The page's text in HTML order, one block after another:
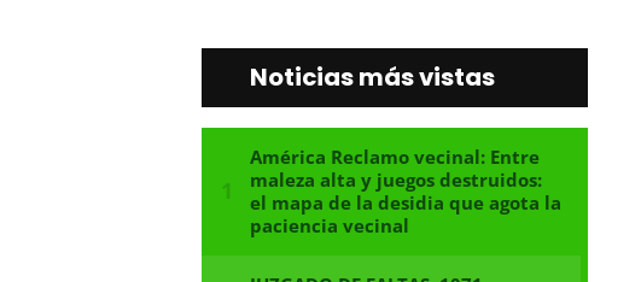
Noticias más vistas